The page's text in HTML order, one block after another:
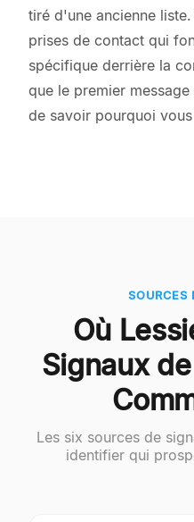
tiré d'une ancienne
prises de contact qui
spécifique derrière la
que le premier
de savoir pourquoi
SOURCES
Où
Signaux
Les six sources de
identifier qui